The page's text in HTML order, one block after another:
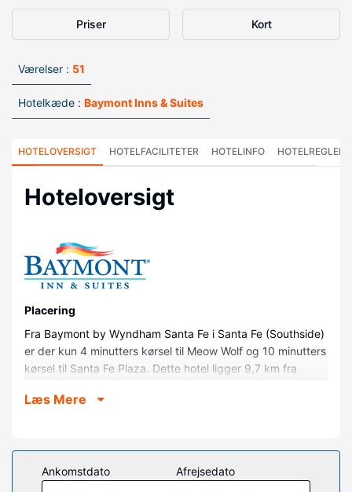
Priser Kort
Værelser : 51
Hotelkæde : Baymont Inns & Suites
HOTELOVERSIGT HOTELFACILITETER HOTELINFO HOTELREGLER
Hoteloversigt
Placering
Fra Baymont by Wyndham Santa Fe i Santa Fe (Southside)
er der kun 4 minutters kørsel til Meow Wolf og 10 minutters
kørsel til Santa Fe Plaza. Dette hotel ligger 9,7 km fra
Værelser
køleskab og mikrobølgeovn. Med gratis Wi-Fi kan du altid
komme på nettet, og satellitkanaler sørger for
underholdningen. Værelset har et privat badeværelse med
Læs Mere
Ankomstdato Afrejsedato